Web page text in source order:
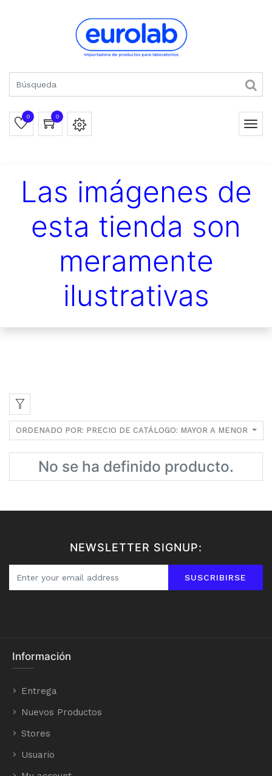
0 0
Las imágenes de
esta tienda son
meramente
ilustrativas
ORDENADO POR: PRECIO DE CATÁLOGO: MAYOR A MENOR
No se ha definido producto.
NEWSLETTER SIGNUP:
SUSCRIBIRSE
Información
Entrega
Nuevos Productos
Stores
Usuario